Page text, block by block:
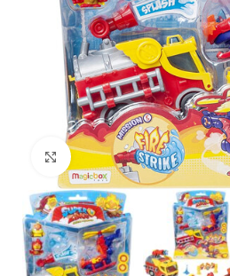
Щракнете за уголемяване